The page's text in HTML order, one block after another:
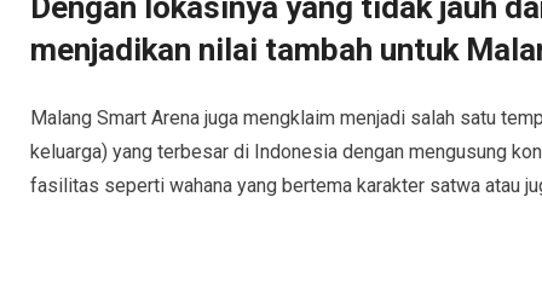
Dengan lokasinya yang tidak jauh
menjadikan nilai tambah untuk
Malang Smart Arena juga mengklaim menjadi salah satu
keluarga) yang terbesar di Indonesia dengan mengusung
fasilitas seperti wahana yang bertema karakter satwa atau